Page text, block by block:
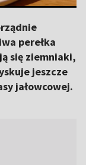
perełka
się ziemniaki,
jeszcze
jałowcowej.